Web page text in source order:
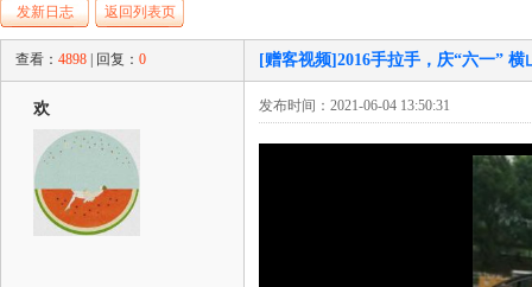
发新日志 返回列表页
查看： 4898 | 回复： 0 [赠客视频]2016手拉手，庆“六一” 横
欢 发布时间：2021-06-04 13:50:31